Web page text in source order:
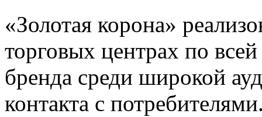
«Золотая корона»
торговых центрах по
бренда среди широкой
контакта с